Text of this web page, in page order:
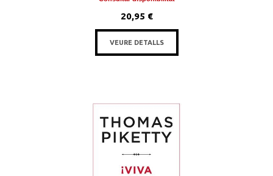
20,95 €
VEURE DETALLS